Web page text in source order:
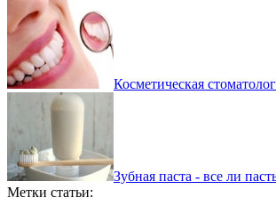
Косметическая
Зубная паста - все ли
Метки статьи: